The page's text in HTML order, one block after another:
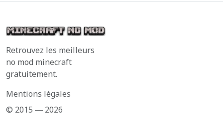
Retrouvez les meilleurs
no mod minecraft
gratuitement.
Mentions légales
© 2015 ― 2026